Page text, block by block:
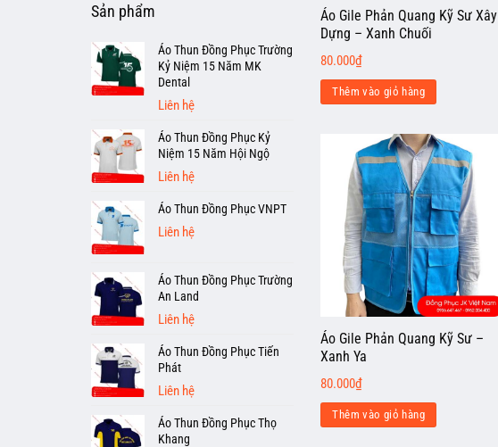
Sản phẩm
Áo Thun Đồng Phục Trường
Kỷ Niệm 15 Năm MK
Dental
Liên hệ
Áo Thun Đồng Phục Kỷ
Niệm 15 Năm Hội Ngộ
Liên hệ
Áo Thun Đồng Phục VNPT
Liên hệ
Áo Thun Đồng Phục Trường
An Land
Liên hệ
Áo Thun Đồng Phục Tiến
Phát
Liên hệ
Áo Thun Đồng Phục Thọ
Khang
Áo Gile Phản Quang Kỹ Sư Xây
Dựng – Xanh Chuối
80.000₫
Thêm vào giỏ hàng
Áo Gile Phản Quang Kỹ Sư –
Xanh Ya
80.000₫
Thêm vào giỏ hàng